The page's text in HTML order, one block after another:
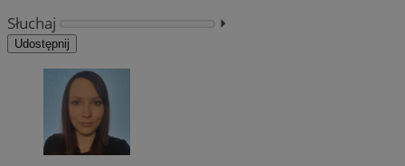
Słuchaj
⏵︎
Udostępnij